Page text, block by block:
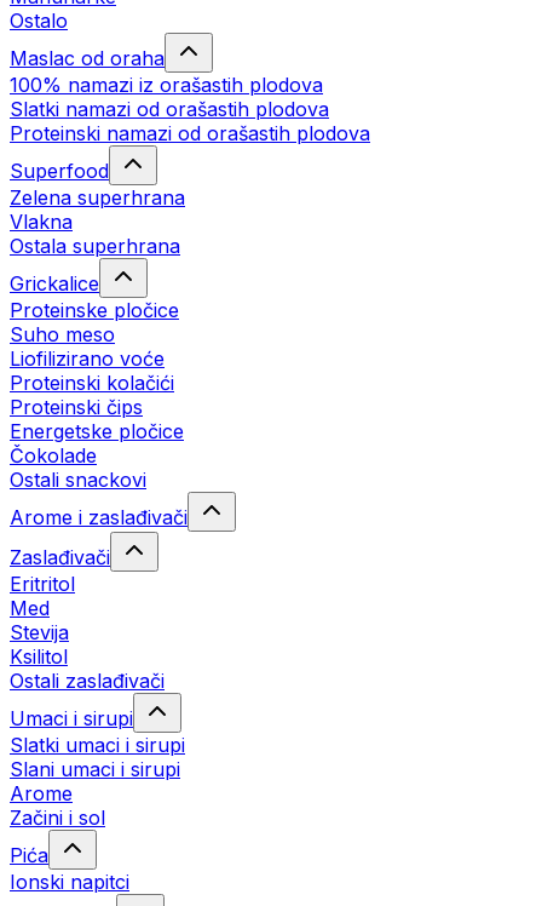
Ostalo
Maslac od oraha
100% namazi iz orašastih plodova
Slatki namazi od orašastih plodova
Proteinski namazi od orašastih plodova
Superfood
Zelena superhrana
Vlakna
Ostala superhrana
Grickalice
Proteinske pločice
Suho meso
Liofilizirano voće
Proteinski kolačići
Proteinski čips
Energetske pločice
Čokolade
Ostali snackovi
Arome i zaslađivači
Zaslađivači
Eritritol
Med
Stevija
Ksilitol
Ostali zaslađivači
Umaci i sirupi
Slatki umaci i sirupi
Slani umaci i sirupi
Arome
Začini i sol
Pića
Ionski napitci